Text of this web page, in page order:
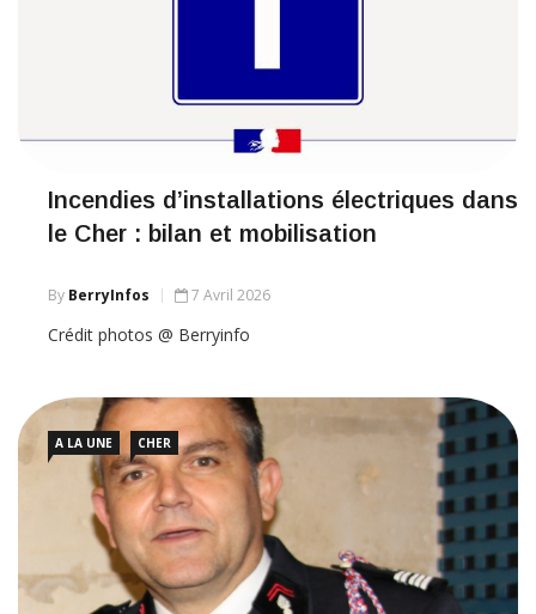
Incendies d’installations électriques dans
le Cher : bilan et mobilisation
By BerryInfos 7 Avril 2026
Crédit photos @ Berryinfo
A LA UNE CHER